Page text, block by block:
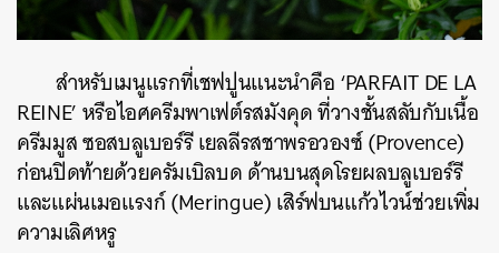
สำหรับเมนูแรกที่เชฟปูนแนะนำคือ ‘PARFAIT DE LA
REINE’ หรือไอศครีมพาเฟต์รสมังคุด ที่วางชั้นสลับกับเนื้อ
ครีมมูส ซอสบลูเบอร์รี เยลลีรสชาพรอวองซ์ (Provence)
ก่อนปิดท้ายด้วยครัมเบิลบด ด้านบนสุดโรยผลบลูเบอร์รี
และแผ่นเมอแรงก์ (Meringue) เสิร์ฟบนแก้วไวน์ช่วยเพิ่ม
ความเลิศหรู